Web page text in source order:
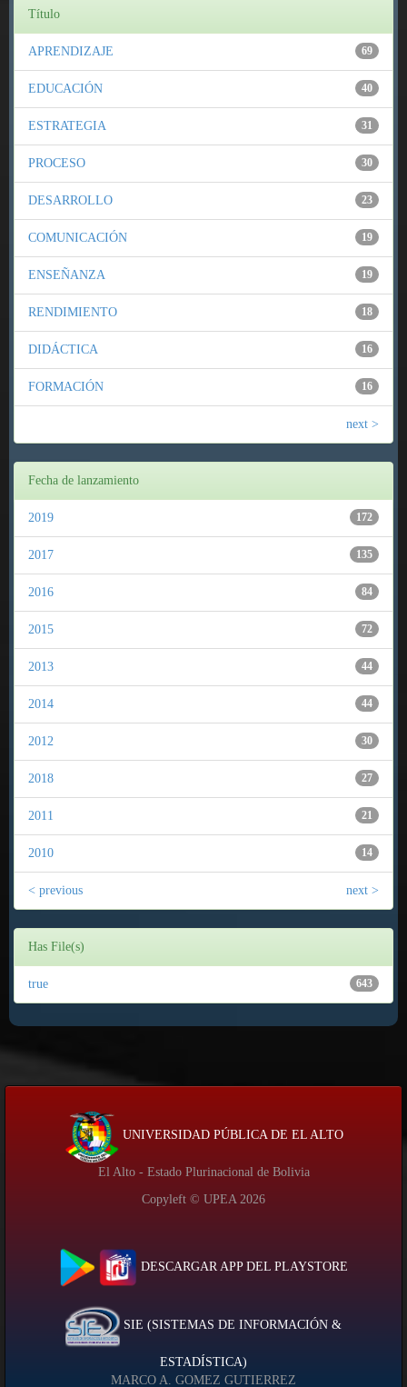
Título
69
APRENDIZAJE
40
EDUCACIÓN
31
ESTRATEGIA
30
PROCESO
23
DESARROLLO
19
COMUNICACIÓN
19
ENSEÑANZA
18
RENDIMIENTO
16
DIDÁCTICA
16
FORMACIÓN
next >
Fecha de lanzamiento
172
2019
135
2017
84
2016
72
2015
44
2013
44
2014
30
2012
27
2018
21
2011
14
2010
< previous next >
Has File(s)
643
true
UNIVERSIDAD PÚBLICA DE EL ALTO
El Alto - Estado Plurinacional de Bolivia
Copyleft © UPEA 2026
DESCARGAR APP DEL PLAYSTORE
SIE (SISTEMAS DE INFORMACIÓN &
ESTADÍSTICA)
MARCO A. GOMEZ GUTIERREZ